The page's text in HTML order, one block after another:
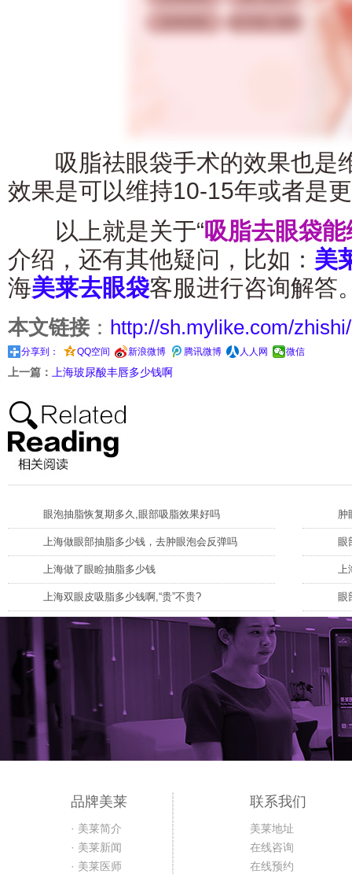
吸脂祛眼袋手术的效果也是
效果是可以维持10-15年或者是
以上就是关于“吸脂去眼袋
介绍，还有其他疑问，比如： 美
海美莱去眼袋客服进行咨询解答
本文链接： http://sh.mylike.com/
分享到： QQ空间 新浪微博 腾讯微博 人人网 微信
上一篇： 上海玻尿酸丰唇多少钱啊
眼泡抽脂恢复期多久,眼部吸脂效果好吗 肿
上海做眼部抽脂多少钱，去肿眼泡会反弹吗 眼
上海做了眼睑抽脂多少钱 上
上海双眼皮吸脂多少钱啊,“贵”不贵? 眼
品牌美莱
· 美莱简介
· 美莱新闻
· 美莱医师
联系我们
美莱地址
在线咨询
在线预约